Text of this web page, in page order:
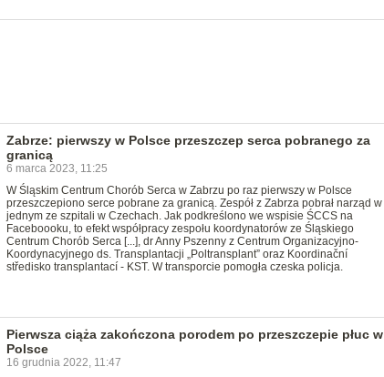
Zabrze: pierwszy w Polsce przeszczep serca pobranego za
granicą
6 marca 2023, 11:25
W Śląskim Centrum Chorób Serca w Zabrzu po raz pierwszy w Polsce
przeszczepiono serce pobrane za granicą. Zespół z Zabrza pobrał narząd w
jednym ze szpitali w Czechach. Jak podkreślono we wspisie ŚCCS na
Faceboooku, to efekt współpracy zespołu koordynatorów ze Śląskiego
Centrum Chorób Serca [...], dr Anny Pszenny z Centrum Organizacyjno-
Koordynacyjnego ds. Transplantacji „Poltransplant” oraz Koordinační
středisko transplantací - KST. W transporcie pomogła czeska policja.
Pierwsza ciąża zakończona porodem po przeszczepie płuc w
Polsce
16 grudnia 2022, 11:47